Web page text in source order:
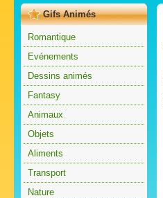
Gifs Animés
Romantique
Evénements
Dessins animés
Fantasy
Animaux
Objets
Aliments
Transport
Nature